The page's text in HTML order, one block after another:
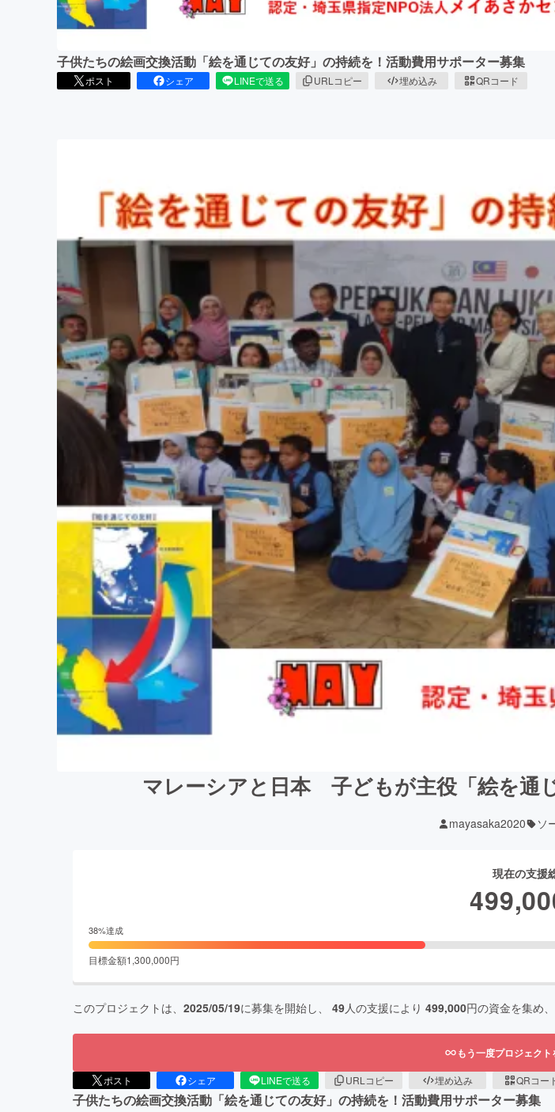
子供たちの絵画交換活動「絵を通じての友好」の持続を！活動費用サポーター募集
ポスト シェア LINEで送る URLコピー 埋め込み QRコード
マレーシアと日本 子どもが主役「絵を通
mayasaka2020 ソ
現在の支援
38%達成
目標金額1,300,000円
このプロジェクトは、 2025/05/19に募集を開始し、 49人の支援により 499,000円の資金を集め、
もう一度プロジェク
ポスト シェア LINEで送る URLコピー 埋め込み QRコー
子供たちの絵画交換活動「絵を通じての友好」の持続を！活動費用サポーター募集